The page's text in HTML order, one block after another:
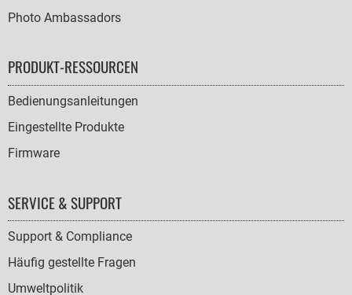
Photo Ambassadors
PRODUKT-RESSOURCEN
Bedienungsanleitungen
Eingestellte Produkte
Firmware
SERVICE & SUPPORT
Support & Compliance
Häufig gestellte Fragen
Umweltpolitik